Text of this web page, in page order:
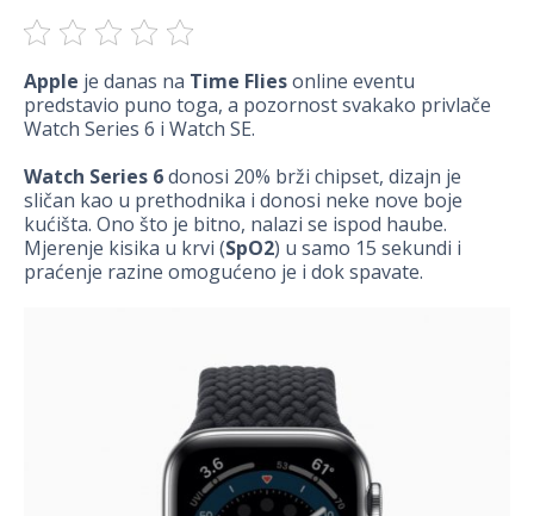
Apple je danas na Time Fliesonline eventu
predstavio puno toga, a pozornost svakako privlače
Watch Series 6 i Watch SE.
Watch Series 6donosi 20% brži chipset, dizajn je
sličan kao u prethodnika i donosi neke nove boje
kućišta. Ono što je bitno, nalazi se ispod haube.
Mjerenje kisika u krvi (SpO2) u samo 15 sekundi i
praćenje razine omogućeno je i dok spavate.